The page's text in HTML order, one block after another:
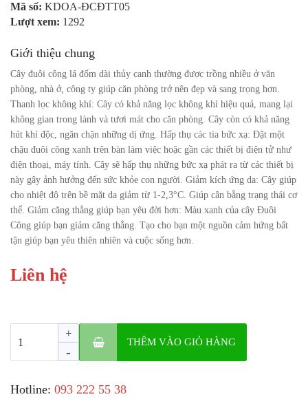
Mã số: KDOA-ĐCĐTT05
Lượt xem: 1292
Giới thiệu chung
Cây đuôi công lá đốm dài thủy canh thường được trồng nhiều ở văn
phòng, nhà ở, công ty giúp căn phòng trở nên đẹp và sang trọng hơn.
Thanh lọc không khí: Cây có khả năng lọc không khí hiệu quả, mang lại
không gian trong lành và tươi mát cho căn phòng. Cây còn có khả năng
hút khí độc, ngăn chặn những dị ứng. Hấp thụ các tia bức xạ: Đặt một
chậu đuôi công xanh trên bàn làm việc hoặc gần các thiết bị điện tử như
điện thoại, máy tính. Cây sẽ hấp thụ những bức xạ phát ra từ các thiết bị
này gây ảnh hưởng đến sức khỏe con người. Giảm kích ứng da: Cây giúp
cho nhiệt độ trên bề mặt da giảm từ 1-2,3°C. Giúp cân bằng trạng thái cơ
thể. Giảm căng thẳng giúp bạn yêu đời hơn: Màu xanh của cây Đuôi
Công giúp bạn giảm căng thẳng. Tạo cho bạn một nguồn cảm hứng bất
tận giúp bạn yêu thiên nhiên và cuộc sống hơn.
Liên hệ
-
+
THÊM VÀO GIỎ HÀNG
Hotline: ‎093 222 55 38